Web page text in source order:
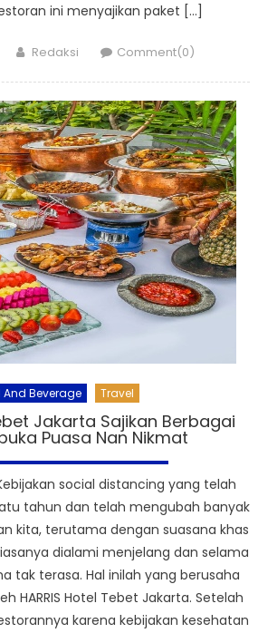
ini menyajikan paket […]
Author
Redaksi Comment(0)
And Beverage Travel
Jakarta Sajikan Berbagai
Puasa Nan Nikmat
social distancing yang telah
tahun dan telah mengubah banyak
kita, terutama dengan suasana khas
dialami menjelang dan selama
tak terasa. Hal inilah yang berusaha
HARRIS Hotel Tebet Jakarta. Setelah
karena kebijakan kesehatan